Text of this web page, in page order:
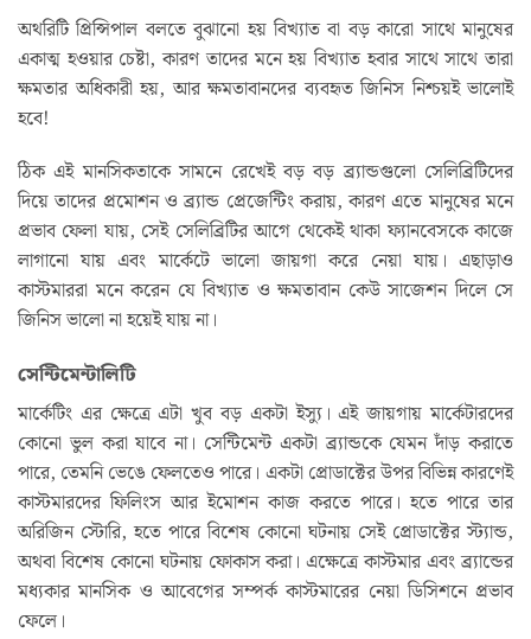
অথরিটি প্রিন্সিপাল বলতে বুঝানো হয় বিখ্যাত বা বড় কারো সাথে মানুষের
একাত্ম হওয়ার চেষ্টা, কারণ তাদের মনে হয় বিখ্যাত হবার সাথে সাথে তারা
ক্ষমতার অধিকারী হয়, আর ক্ষমতাবানদের ব্যবহৃত জিনিস নিশ্চয়ই ভালোই
হবে!
ঠিক এই মানসিকতাকে সামনে রেখেই বড় বড় ব্র‍্যান্ডগুলো সেলিব্রিটিদের
দিয়ে তাদের প্রমোশন ও ব্র‍্যান্ড প্রেজেন্টিং করায়, কারণ এতে মানুষের মনে
প্রভাব ফেলা যায়, সেই সেলিব্রিটির আগে থেকেই থাকা ফ্যানবেসকে কাজে
লাগানো যায় এবং মার্কেটে ভালো জায়গা করে নেয়া যায়। এছাড়াও
কাস্টমাররা মনে করেন যে বিখ্যাত ও ক্ষমতাবান কেউ সাজেশন দিলে সে
জিনিস ভালো না হয়েই যায় না।
সেন্টিমেন্টালিটি
মার্কেটিং এর ক্ষেত্রে এটা খুব বড় একটা ইস্যু। এই জায়গায় মার্কেটারদের
কোনো ভুল করা যাবে না। সেন্টিমেন্ট একটা ব্র্যান্ডকে যেমন দাঁড় করাতে
পারে, তেমনি ভেঙে ফেলতেও পারে। একটা প্রোডাক্টের উপর বিভিন্ন কারণেই
কাস্টমারদের ফিলিংস আর ইমোশন কাজ করতে পারে। হতে পারে তার
অরিজিন স্টোরি, হতে পারে বিশেষ কোনো ঘটনায় সেই প্রোডাক্টের স্ট্যান্ড,
অথবা বিশেষ কোনো ঘটনায় ফোকাস করা। এক্ষেত্রে কাস্টমার এবং ব্র্যান্ডের
মধ্যকার মানসিক ও আবেগের সম্পর্ক কাস্টমারের নেয়া ডিসিশনে প্রভাব
ফেলে।